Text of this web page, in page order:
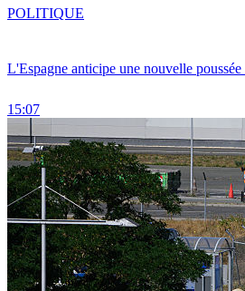
L'Espagne anticipe une nouvelle
15:07
POLITIQUE